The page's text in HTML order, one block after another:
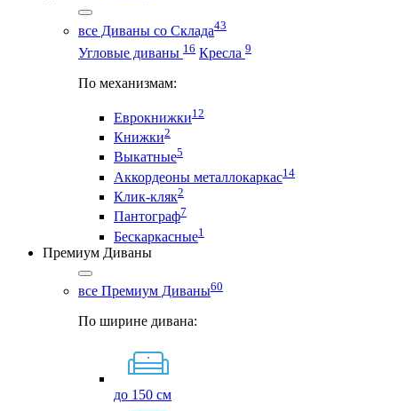
все Диваны со Склада43
Угловые диваны 16 Кресла 9
По механизмам:
Еврокнижки12
Книжки2
Выкатные5
Аккордеоны металлокаркас14
Клик-кляк2
Пантограф7
Бескаркасные1
Премиум Диваны
все Премиум Диваны60
По ширине дивана:
до 150 см